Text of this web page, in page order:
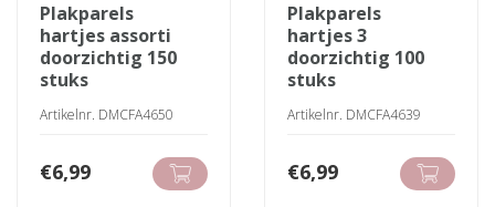
plakparels
hartjes assorti
doorzichtig 150
stuks
Artikelnr. DMCFA4650
€6,99
plakparels
hartjes 3
doorzichtig 100
stuks
Artikelnr. DMCFA4639
€6,99